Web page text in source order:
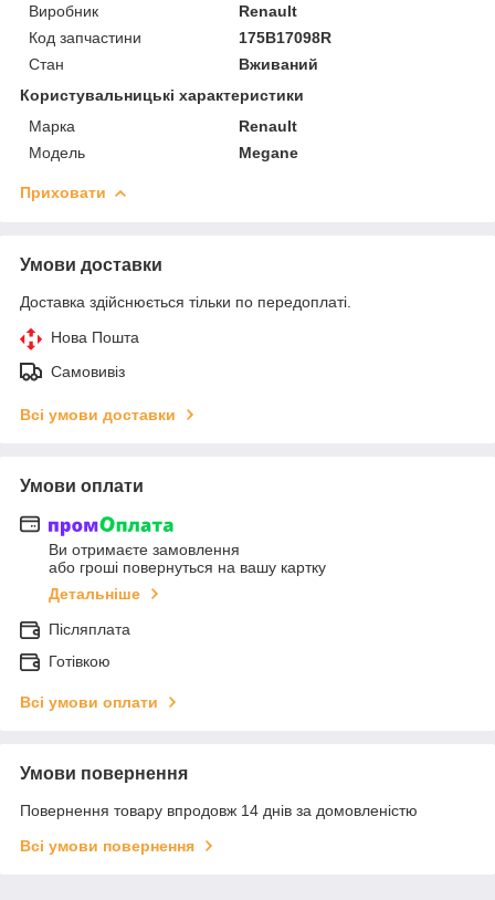
Виробник
Renault
Код запчастини
175B17098R
Стан
Вживаний
Користувальницькі характеристики
Марка
Renault
Модель
Megane
Приховати
Умови доставки
Доставка здійснюється тільки по передоплаті.
Нова Пошта
Самовивіз
Всі умови доставки
Умови оплати
Ви отримаєте замовлення
або гроші повернуться на вашу картку
Детальніше
Післяплата
Готівкою
Всі умови оплати
Умови повернення
Повернення товару впродовж 14 днів за домовленістю
Всі умови повернення